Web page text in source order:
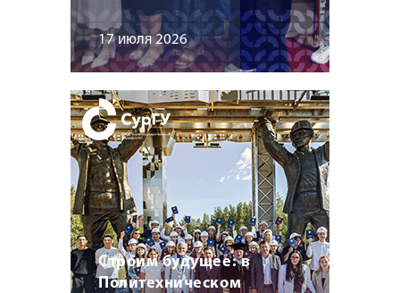
17 июля 2026
Строим будущее: в
Политехническом